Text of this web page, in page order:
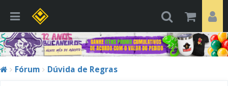
Fórum Dúvida de Regras